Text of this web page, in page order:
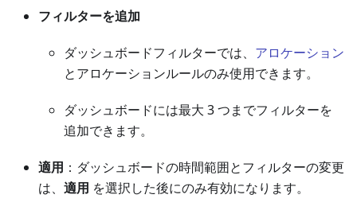
フィルターを追加
ダッシュボードフィルターでは、 アロケーション
とアロケーションルールのみ使用できます。
ダッシュボードには最大 3 つまでフィルターを
追加できます。
適用 ：ダッシュボードの時間範囲とフィルターの変更
は、 適用 を選択した後にのみ有効になります。